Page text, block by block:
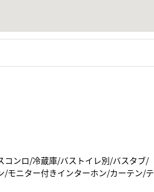
ンロ/冷蔵庫/バストイレ別/バスタブ/
モニター付きインターホン/カーテン/テ